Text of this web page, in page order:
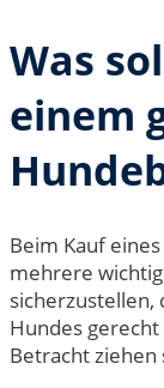
Was
einem
Beim Kauf
mehrere
sicherzustellen,
Hundes
Betracht ziehen